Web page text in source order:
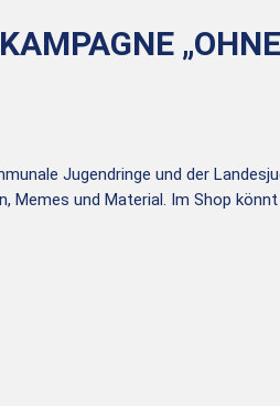
Jugendringe und der
und Material. Im Shop könnt